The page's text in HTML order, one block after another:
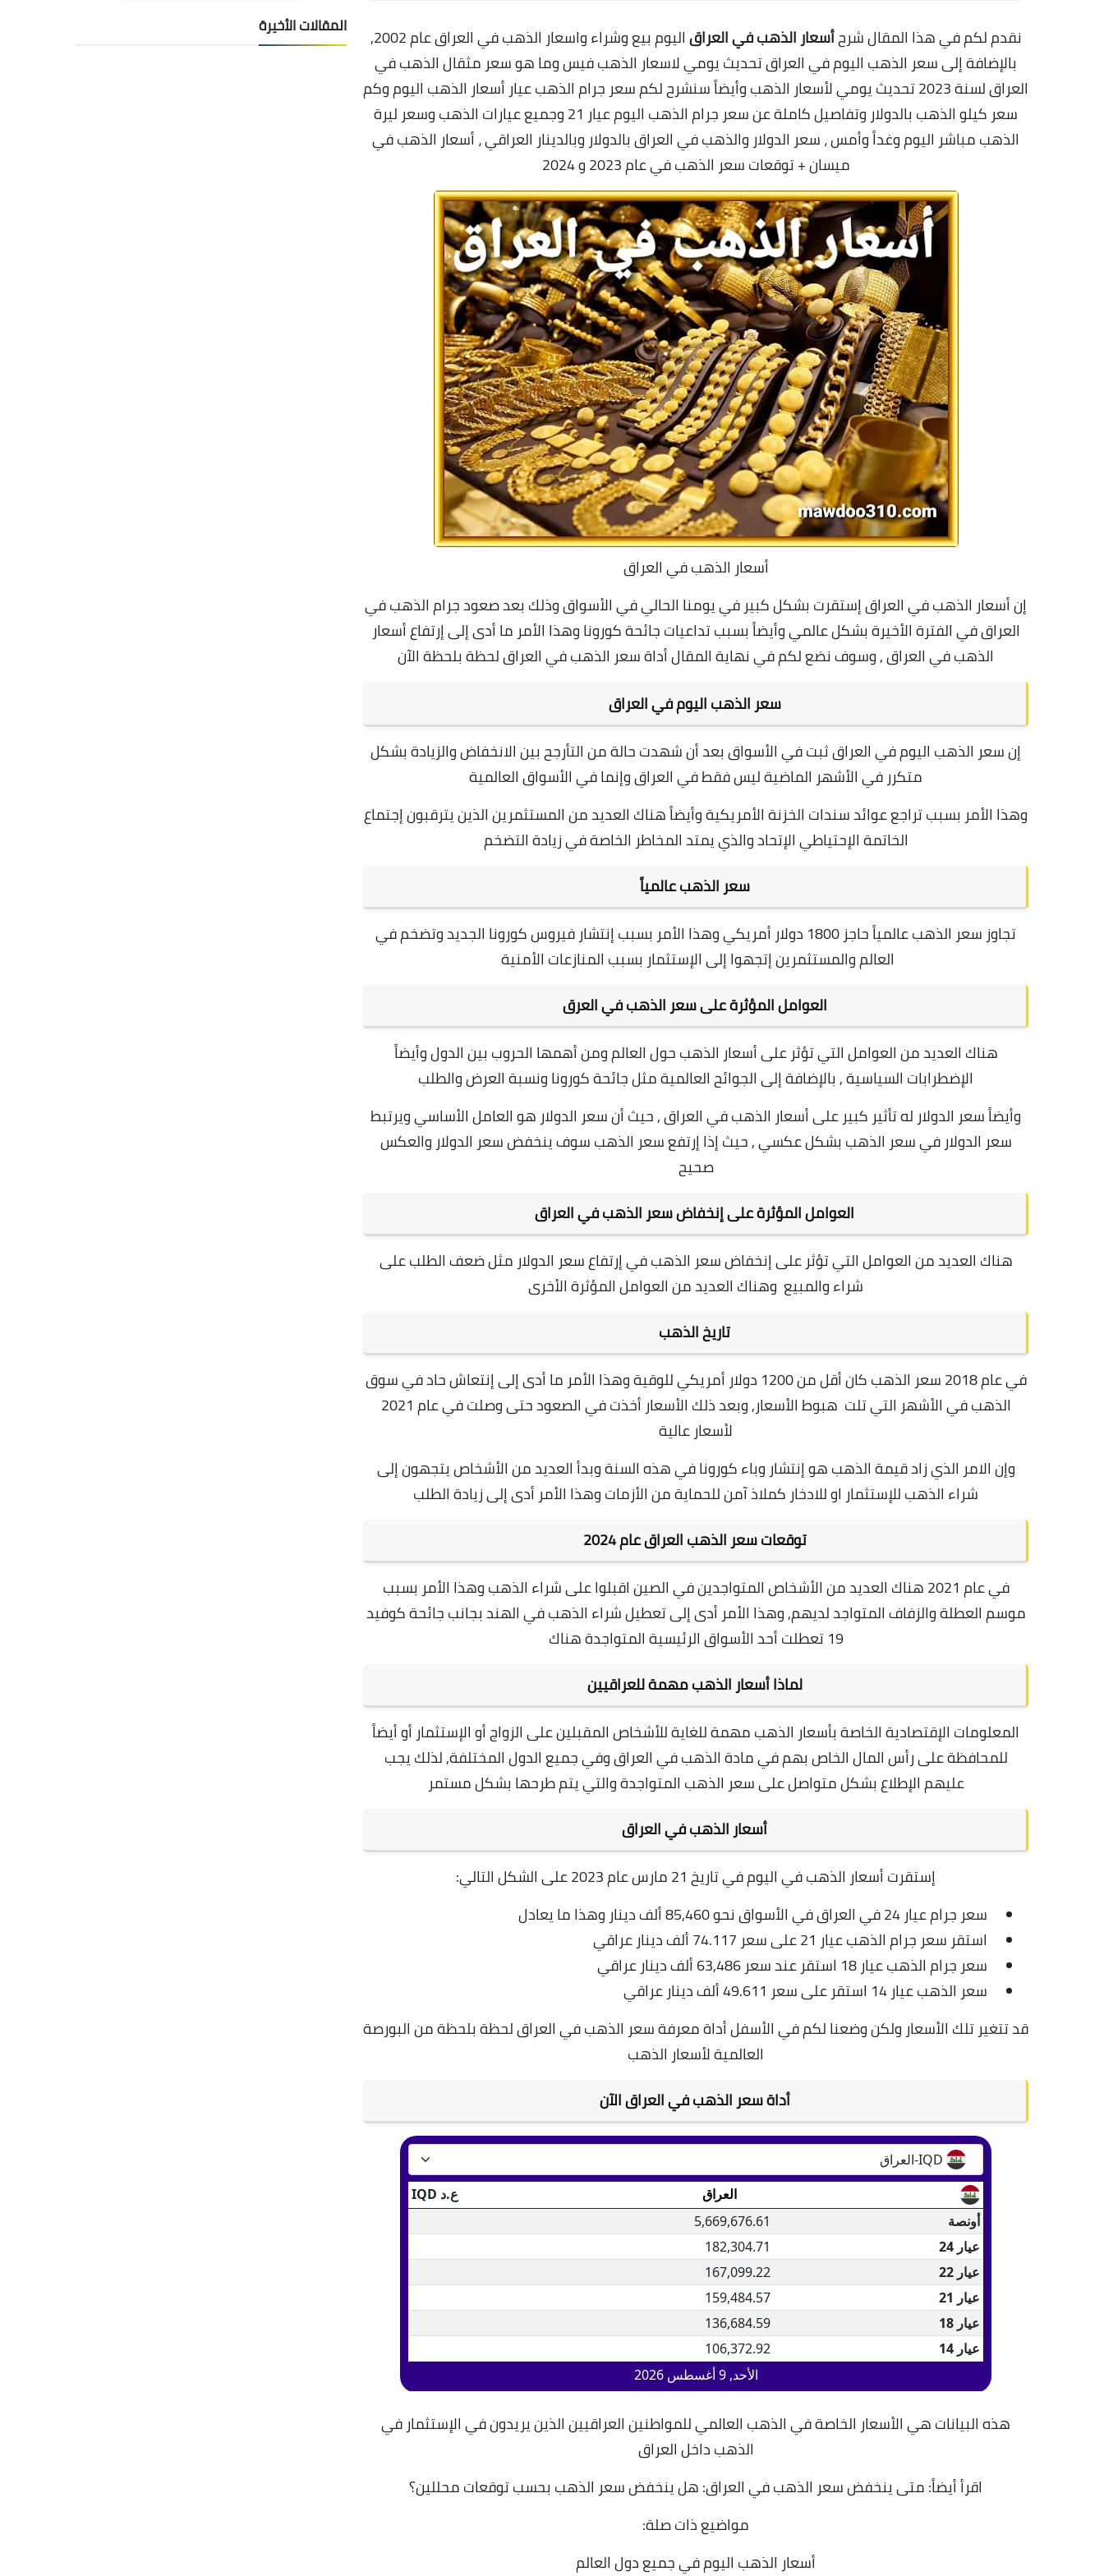
نقدم لكم في هذا المقال شرحأسعار الذهب في العراقاليوم بيع وشراء و
اسعار الذهب في العراق عام 2002,
بالإضافة إلى سعر الذهب اليوم في العراقتحديث يومي لاسعار الذهبفيس وما هو سعر مثقال الذهب في
العراق لسنة 2023
تحديث يومي لأسعار الذهبوأيضاً سنشرح لكم سعر جرام الذهب عيار أسعار الذهب اليوم وكم
سعر كيلو الذهب بالدولار وتفاصيل كاملة عن سعر جرام الذهب اليوم عيار 21 وجميع عيارات الذهب وسعر ليرة
الذهب مباشر اليوم وغداً وأمس، سعر الدولار والذهب في العراق بالدولار وبالدينار العراقي ، أسعار الذهب في
ميسان +توقعات سعر الذهب في عام 2023 و 2024
أسعار الذهب في العراق
إن أسعار الذهب في العراق إستقرت بشكل كبير في يومنا الحالي في الأسواق وذلك بعد صعود جرام الذهب في
العراق في الفترة الأخيرة بشكل عالمي وأيضاً بسبب تداعيات جائحة كورونا وهذا الأمر ما أدى إلى إرتفاع أسعار
الذهب في العراق , وسوف نضع لكم في نهاية المقال أداة سعر الذهب في العراق لحظة بلحظة الآن
سعر الذهب اليوم في العراق
إن سعر الذهب اليوم في العراق ثبت في الأسواق بعد أن شهدت حالة من التأرجح بين الانخفاض والزيادة بشكل
متكرر في الأشهر الماضية ليس فقط في العراق وإنما في الأسواق العالمية
وهذا الأمر بسبب تراجع عوائد سندات الخزنة الأمريكية وأيضاً هناك العديد من المستثمرين الذين يترقبون إجتماع
الخاتمة الإحتياطي الإتحاد والذي يمتد المخاطر الخاصة في زيادة التضخم
سعر الذهب عالمياً
تجاوز سعر الذهب عالمياً حاجز 1800 دولار أمريكي وهذا الأمر بسبب إنتشار فيروس كورونا الجديد وتضخم في
العالم والمستثمرين إتجهوا إلى الإستثمار بسبب المنازعات الأمنية
العوامل المؤثرة على سعر الذهب في العرق
هناك العديد من العوامل التي تؤثر على أسعار الذهب حول العالم ومن أهمها الحروب بين الدول وأيضاً
الإضطرابات السياسية , بالإضافة إلىالجوائح العالمية مثل جائحة كورونا ونسبة العرض والطلب
وأيضاً سعر الدولار له تأثير كبير على أسعار الذهب في العراق , حيث أن سعر الدولار هو العامل الأساسي ويرتبط
سعر الدولار في سعر الذهب بشكل عكسي ,حيث إذا إرتفع سعر الذهب سوف ينخفض سعر الدولار والعكس
صحيح
العوامل المؤثرة على إنخفاض سعر الذهب في العراق
هناك العديد من العوامل التي تؤثر على إنخفاض سعر الذهب في إرتفاع سعر الدولار مثل ضعف الطلب على
شراء والمبيع وهناك العديد من العوامل المؤثرة الأخرى
تاريخ الذهب
في عام 2018 سعر الذهب كان أقل من 1200 دولار أمريكي للوقية وهذا الأمر ما أدى إلى إنتعاش حاد في سوق
الذهب في الأشهر التي تلت هبوط الأسعار, و
بعد ذلك الأسعار أخذت في الصعود حتى وصلت في عام 2021
لأسعار عالية
وإن الامر الذي زاد قيمة الذهب هو إنتشار وباء كورونا في هذه السنة وبدأ العديد من الأشخاص يتجهون إلى
شراء الذهب للإستثمار او للادخار كملاذ آمن للحماية من الأزمات وهذا الأمر أدى إلى زيادة الطلب
توقعات سعر الذهب العراق عام 2024
في عام 2021 هناك العديد من الأشخاص المتواجدين في الصين اقبلوا على شراء الذهب وهذا الأمر بسبب
موسم العطلة والزفاف المتواجد لديهم, وهذا الأمر أدى إلى تعطيل شراء الذهب في الهند بجانب جائحة كوفيد
19 تعطلت أحد الأسواق الرئيسية المتواجدة هناك
لماذا أسعار الذهب مهمة للعراقيين
المعلومات الإقتصادية الخاصة بأسعار الذهب مهمة للغاية للأشخاص المقبلين على الزواج أو الإستثمار أو أيضاً
للمحافظة على رأس المال الخاص بهم في مادة الذهب في العراق وفي جميع الدول المختلفة,لذلك يجب
عليهم الإطلاع بشكل متواصل على سعر الذهب المتواجدة والتي يتم طرحها بشكل مستمر
أسعار الذهب في العراق
إستقرت أسعار الذهب في اليوم في تاريخ 21 مارس عام 2023 على الشكل التالي:
سعر جرام عيار 24 في العراق في الأسواق نحو 85,460 ألف دينار وهذا ما يعادل
استقر سعر جرام الذهب عيار 21 على سعر 74.117 ألف دينار عراقي
سعر جرام الذهب عيار 18 استقر عند سعر 63,486 ألف دينار عراقي
سعر الذهب عيار 14 استقر على سعر 49.611 ألف دينار عراقي
قد تتغير تلك الأسعار ولكن وضعنا لكم في الأسفل أداة معرفة سعر الذهب في العراق لحظة بلحظة من البورصة
العالمية لأسعار الذهب
أداة سعر الذهب في العراق الآن
هذه البيانات هي الأسعار الخاصة في الذهب العالمي للمواطنين العراقيين الذين يريدون في الإستثمار في
الذهب داخل العراق
اقرأ أيضاً:متى ينخفض سعر الذهب في العراق: هل ينخفض سعر الذهب بحسب توقعات محللين؟
مواضيع ذات صلة:
أسعار الذهب اليوم في جميع دول العالم
المقالات الأخيرة